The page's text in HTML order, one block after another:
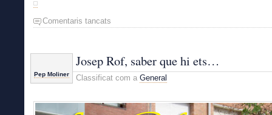
Comentaris tancats
que
hi
Pep Moliner
Josep Rof, saber que hi ets…
Classificat com a General